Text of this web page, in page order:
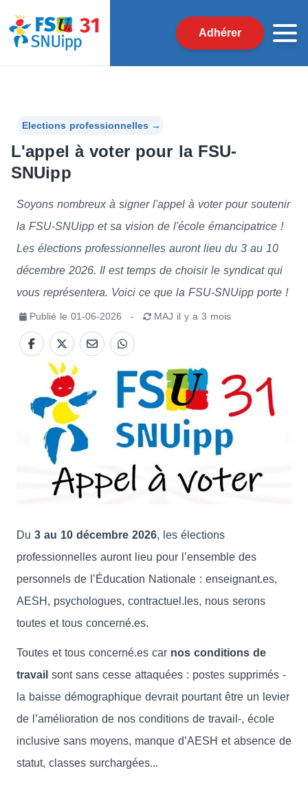
Adhérer
Elections professionnelles →
L'appel à voter pour la FSU-
SNUipp
Soyons nombreux à signer l'appel à voter pour soutenir
la FSU-SNUipp et sa vision de l'école émancipatrice !
Les élections professionnelles auront lieu du 3 au 10
décembre 2026. Il est temps de choisir le syndicat qui
vous représentera. Voici ce que la FSU-SNUipp porte !
Publié le 01-06-2026 - MAJ il y a 3 mois
Du 3 au 10 décembre 2026, les élections
professionnelles auront lieu pour l’ensemble des
personnels de l’Éducation Nationale : enseignant.es,
AESH, psychologues, contractuel.les, nous serons
toutes et tous concerné.es.
Toutes et tous concerné.es car nos conditions de
travail sont sans cesse attaquées : postes supprimés -
la baisse démographique devrait pourtant être un levier
de l’amélioration de nos conditions de travail-, école
inclusive sans moyens, manque d’AESH et absence de
statut, classes surchargées...